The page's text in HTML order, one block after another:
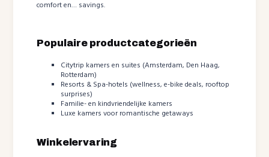
comfort en… savings.
Populaire productcategorieën
Citytrip kamers en suites (Amsterdam, Den Haag,
Rotterdam)
Resorts & Spa-hotels (wellness, e-bike deals, rooftop
surprises)
Familie- en kindvriendelijke kamers
Luxe kamers voor romantische getaways
Winkelervaring